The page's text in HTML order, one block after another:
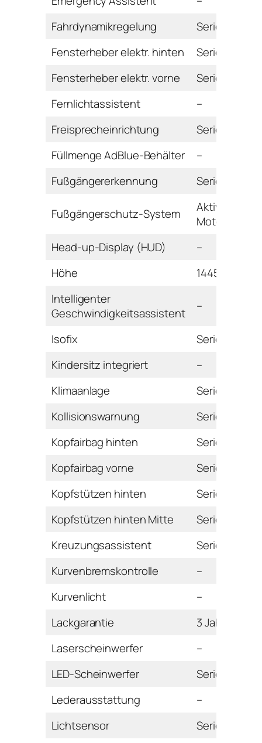
Fahrdynamikregelung
Serie
Fensterheber elektr. hinten
Serie
Fensterheber elektr. vorne
Serie
Fernlichtassistent
–
Freisprecheinrichtung
Serie
Füllmenge AdBlue-Behälter
–
Fußgängererkennung
Serie
Fußgängerschutz-System
Aktive
Motorhaube
Head-up-Display (HUD)
–
Höhe
1445 mm
Intelligenter
Geschwindigkeitsassistent
–
Isofix
Serie
Kindersitz integriert
–
Klimaanlage
Serie
Kollisionswarnung
Serie
Kopfairbag hinten
Serie
Kopfairbag vorne
Serie
Kopfstützen hinten
Serie
Kopfstützen hinten Mitte
Serie
Kreuzungsassistent
Serie
Kurvenbremskontrolle
–
Kurvenlicht
–
Lackgarantie
3 Jahre
Laserscheinwerfer
–
LED-Scheinwerfer
Serie
Lederausstattung
–
Lichtsensor
Serie